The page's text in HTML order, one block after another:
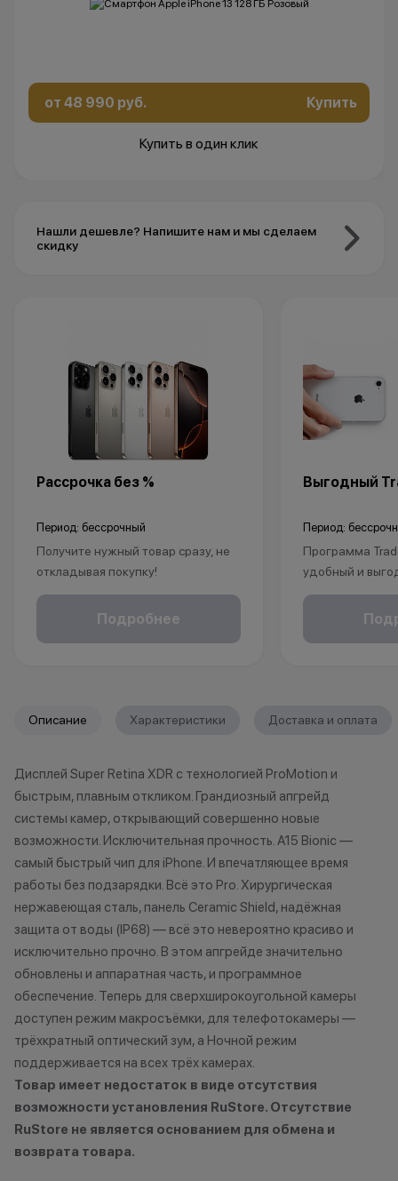
от 48 990 руб. Купить
Купить в один клик
Нашли дешевле? Напишите нам и мы сделаем
скидку
Рассрочка без %
Период: бессрочный
Получите нужный товар сразу, не
откладывая покупку!
Рассрочка без % доступна для
клиентов от 18 лет на срок до 24
*Акции и бонусы не суммируются.
исключительно информационный
характер.
•Организатор (продавец) имеет
право отказать в заключении
договора купли-продажи по
причинам (отсутствие товара,
•Организатор (продавец) на свое
усмотрение имеет право
изменить условия акции в
одностороннем порядке.
Подробнее
Выгодный
Период:
Программа
удобный и
покупки
Это позволит
Apple Watch,
подходит под
если оно
состоянии, не
существенных
вашего
под критерии,
первом
стоимость. При
учитываются
Описание Характеристики Доставка и оплата
Дисплей Super Retina XDR с технологией ProMotion и
быстрым, плавным откликом. Грандиозный апгрейд
системы камер, открывающий совершенно новые
возможности. Исключительная прочность. A15 Bionic —
самый быстрый чип для iPhone. И впечатляющее время
работы без подзарядки. Всё это Pro. Хирургическая
нержавеющая сталь, панель Ceramic Shield, надёжная
защита от воды (IP68) — всё это невероятно красиво и
исключительно прочно. В этом апгрейде значительно
обновлены и аппаратная часть, и программное
обеспечение. Теперь для сверхширокоугольной камеры
доступен режим макросъёмки, для телефотокамеры —
трёхкратный оптический зум, а Ночной режим
поддерживается на всех трёх камерах.
Товар имеет недостаток в виде отсутствия
возможности установления RuStore. Отсутствие
RuStore не является основанием для обмена и
возврата товара.